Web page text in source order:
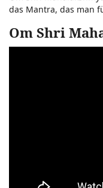
das Mantra, das man
Om Shri